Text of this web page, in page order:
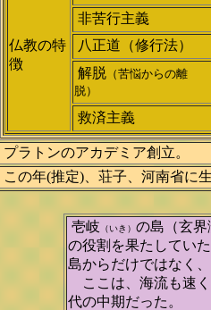
仏教の特
徴
非苦行主義
八正道（修行法）
解脱 （苦悩からの離
脱）
救済主義
プラトンのアカデミア創立。
この年(推定)、荘子、河南省に
壱岐 （いき） の島（玄界
の役割を果たしてい
島からだけではなく
ここは、海流も速く
代の中期だった。